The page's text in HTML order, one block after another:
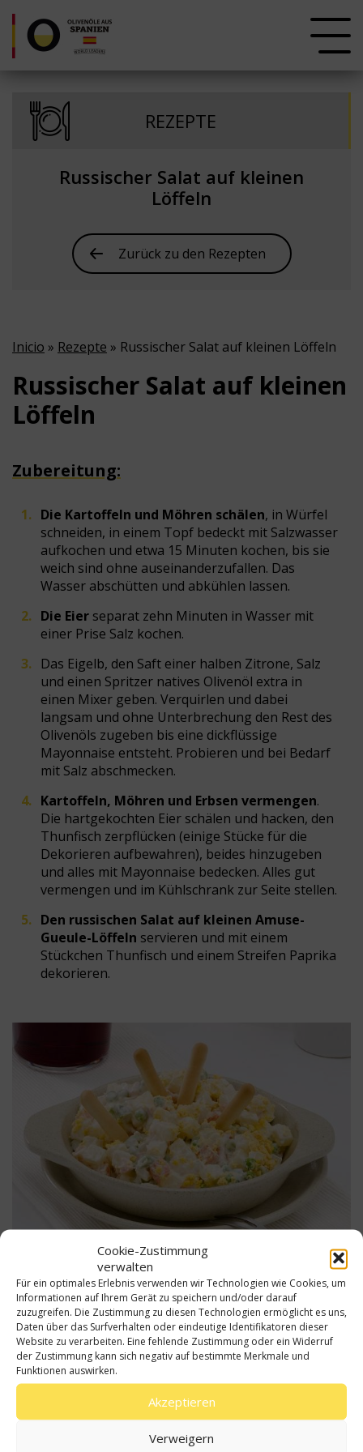
Cookie-Zustimmung
verwalten
Für ein optimales Erlebnis verwenden wir Technologien wie Cookies, um
Informationen auf Ihrem Gerät zu speichern und/oder darauf
zuzugreifen. Die Zustimmung zu diesen Technologien ermöglicht es uns,
Daten über das Surfverhalten oder eindeutige Identifikatoren dieser
Website zu verarbeiten. Eine fehlende Zustimmung oder ein Widerruf
der Zustimmung kann sich negativ auf bestimmte Merkmale und
Funktionen auswirken.
Akzeptieren
Verweigern
REZEPTE
Russischer Salat auf kleinen
Löffeln
Zurück zu den Rezepten
Inicio » Rezepte » Russischer Salat auf kleinen Löffeln
Russischer Salat auf kleinen
Löffeln
Zubereitung:
Die Kartoffeln und Möhren schälen, in Würfel
schneiden, in einem Topf bedeckt mit Salzwasser
aufkochen und etwa 15 Minuten kochen, bis sie
weich sind ohne auseinanderzufallen. Das
Wasser abschütten und abkühlen lassen.
Die Eier separat zehn Minuten in Wasser mit
einer Prise Salz kochen.
Das Eigelb, den Saft einer halben Zitrone, Salz
und einen Spritzer natives Olivenöl extra in
einen Mixer geben. Verquirlen und dabei
langsam und ohne Unterbrechung den Rest des
Olivenöls zugeben bis eine dickflüssige
Mayonnaise entsteht. Probieren und bei Bedarf
mit Salz abschmecken.
Kartoffeln, Möhren und Erbsen vermengen.
Die hartgekochten Eier schälen und hacken, den
Thunfisch zerpflücken (einige Stücke für die
Dekorieren aufbewahren), beides hinzugeben
und alles mit Mayonnaise bedecken. Alles gut
vermengen und im Kühlschrank zur Seite stellen.
Den russischen Salat auf kleinen Amuse-
Gueule-Löffeln servieren und mit einem
Stückchen Thunfisch und einem Streifen Paprika
dekorieren.
Für dieses Rezept empfehlen wir wegen seines
Mandelaromas und den so gut wie nicht vorhandenen
bitteren oder scharfen Aromen dasnative Olivenöl
extra derArbequina-Olive. Dieses Olivenöl istsehr
mildund passt daher sehr gut zu Mayonnaisen. Da
dies aber Geschmackssache ist, können sie den
Gerichten eine persönliche Note verleihen, indem Sie
auch andere Olivenöle aus Spanien ausprobieren, die